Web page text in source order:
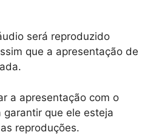
será reproduzido
que a apresentação de
a apresentação com o
que ele esteja
reproduções.